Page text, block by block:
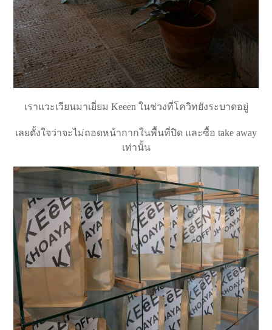
เราแวะเวียนมาเยี่ยม Keeen ในช่วงที่โควิทยังระบาดอยู่
เลยตั้งใจว่าจะไม่ถอดหน้ากากในพื้นที่ปิด และซื้อ take away
เท่านั้น